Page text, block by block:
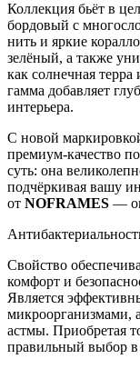
Коллекция бьёт в
бордовый с
нить и яркие
зелёный, а также
как солнечная
гамма добавляет
интерьера.
С новой
премиум-качество
суть: она
подчёркивая вашу
от NOFRAMES —
Свойство
комфорт и
Является
микроорганизмами,
астмы. Приобретая
правильный выбор в